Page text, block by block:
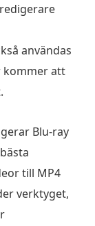
användas
kommer att
Blu-ray
till MP4
verktyget,